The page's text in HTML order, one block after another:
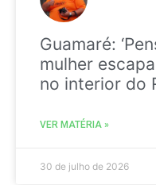
Guamaré:
mulher
no interior do
VER MATÉRIA »
30 de julho de 2026